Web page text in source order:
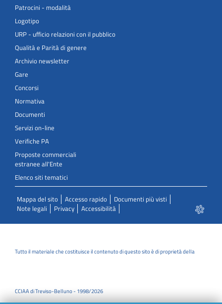
Patrocini - modalità
Logotipo
URP - ufficio relazioni con il pubblico
Qualità e Parità di genere
Archivio newsletter
Gare
Concorsi
Normativa
Documenti
Servizi on-line
Verifiche PA
Proposte commerciali
estranee all'Ente
Elenco siti tematici
Mappa del sito Accesso rapido
Documenti più visti
Note legali
Privacy Accessibilità
Tutto il materiale che costituisce il contenuto di questo sito è di proprietà della
CCIAA di Treviso-Belluno - 1998/2026